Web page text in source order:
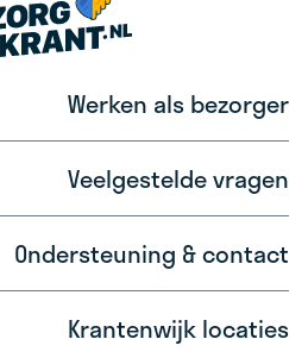
Werken als bezorger
Veelgestelde vragen
Ondersteuning & contact
Krantenwijk locaties